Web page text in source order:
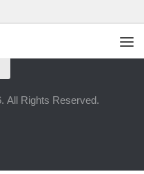
All Rights Reserved.